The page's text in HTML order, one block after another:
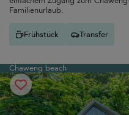
Familienurlaub.
Frühstück Transfer
Chaweng beach